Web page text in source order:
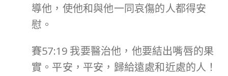
導他，使他和與他一同哀傷的人都得安
慰。
賽57:19 我要醫治他，他要結出嘴唇的果
實。平安，平安，歸給遠處和近處的人！